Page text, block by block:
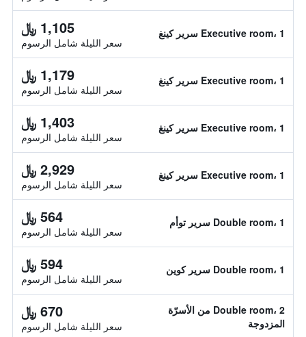
Executive room، 1 سرير كينغ 1,105 ﷼
سعر الليلة شامل الرسوم
Executive room، 1 سرير كينغ 1,179 ﷼
سعر الليلة شامل الرسوم
Executive room، 1 سرير كينغ 1,403 ﷼
سعر الليلة شامل الرسوم
Executive room، 1 سرير كينغ 2,929 ﷼
سعر الليلة شامل الرسوم
Double room، 1 سرير توأم 564 ﷼
سعر الليلة شامل الرسوم
Double room، 1 سرير كوين 594 ﷼
سعر الليلة شامل الرسوم
Double room، 2 من الأسرّة
المزدوجة
670 ﷼
سعر الليلة شامل الرسوم